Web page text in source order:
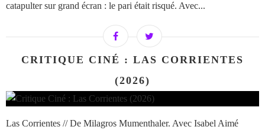
catapulter sur grand écran : le pari était risqué. Avec...
CRITIQUE CINÉ : LAS CORRIENTES
(2026)
Las Corrientes // De Milagros Mumenthaler. Avec Isabel Aimé